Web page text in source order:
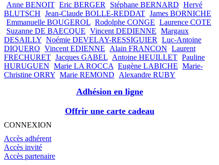
Anne BENOIT Eric BERGER Stéphane BERNARD Hervé
BLUTSCH Jean-Claude BOLLE-REDDAT James BORNICHE
Emmanuelle BOUGEROL Rodolphe CONGE Laurence COTE
Suzanne DE BAECQUE Vincent DEDIENNE Margaux
DESAILLY Noémie DEVELAY-RESSIGUIER
Luc-Antoine
DIQUERO Vincent EDIENNE Alain FRANCON Laurent
FRECHURET Jacques GABEL Antoine HEUILLET Pauline
HURUGUEN Marie LA ROCCA Eugène LABICHE Marie-
Christine ORRY Marie REMOND Alexandre RUBY
Adhésion en ligne
Offrir une carte cadeau
CONNEXION
Accès adhérent
Accès invité
Accès partenaire